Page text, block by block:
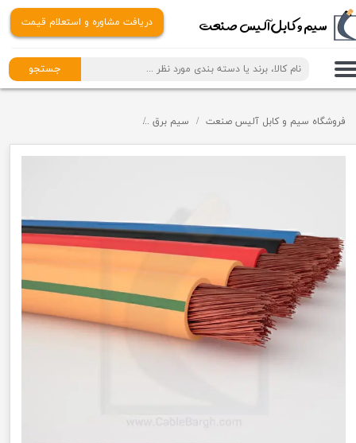
​​سیم و کابل آلیس صنعت
جستجو
دریافت مشاوره و استعلام قیمت
فروشگاه سیم و کابل آلیس صنعت سیم برق